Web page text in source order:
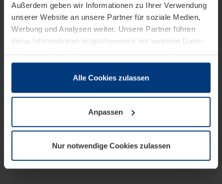
Außerdem geben wir Informationen zu Ihrer Verwendung
unserer Website an unsere Partner für soziale Medien,
Werbung und Analysen weiter. Unsere Partner führen
diese Informationen möglicherweise mit weiteren Daten
zusammen, die Sie ihnen bereitgestellt haben oder die
sie im Rahmen Ihrer Nutzung der Dienste gesammelt
wenn diese für den Betrieb dieser Seite unbedingt
notwendig sind. Für alle anderen Cookie-Typen benötigen
wir Ihre Erlaubnis. Ihre Einwilligung können Sie jederzeit
Datenschutzerklärungunserer Website ändern oder
widerrufen.
Alle Cookies zulassen
Anpassen
Nur notwendige Cookies zulassen